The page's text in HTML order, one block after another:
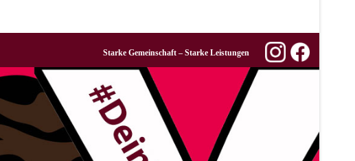
Starke Gemeinschaft – Starke Leistungen